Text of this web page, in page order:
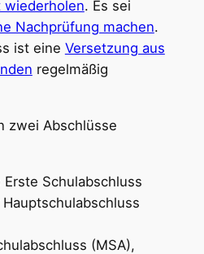
. Es sei
Nachprüfung machen.
ist eine Versetzung aus
regelmäßig
zwei Abschlüsse
Schulabschluss
Hauptschulabschluss
(MSA),